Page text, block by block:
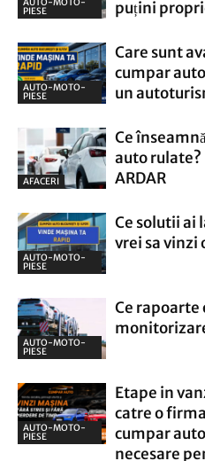
PIESE puțini
AUTO-MOTO-
PIESE
Care sunt
cumpar
un
AFACERI
Ce
auto
ARDAR
AUTO-MOTO-
PIESE
Ce solutii ai
vrei sa vinzi
AUTO-MOTO-
PIESE
Ce rapoarte
AUTO-MOTO-
PIESE
Etape in
catre o
cumpar
necesare